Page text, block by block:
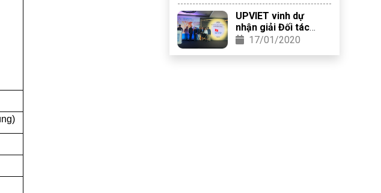
UPVIET vinh dự
nhận giải Đối tác
bán hàng xuất sắc
17/01/2020